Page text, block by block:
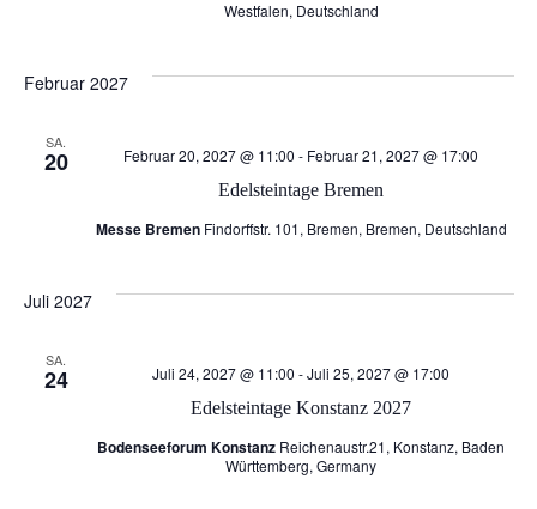
v
a
t
n
A
i
c
e
Westfalen, Deutschland
Februar 2027
SA.
20
Edelsteintage Bremen
Februar 20, 2027 @ 11:00 - Februar 21, 2027 @ 17:00
Messe Bremen Findorffstr. 101, Bremen, Bremen, Deutschland
Juli 2027
SA.
24
Edelsteintage Konstanz 2027
Juli 24, 2027 @ 11:00 -Juli 25, 2027 @ 17:00
Bodenseeforum Konstanz Reichenaustr.21, Konstanz, Baden
Württemberg, Germany